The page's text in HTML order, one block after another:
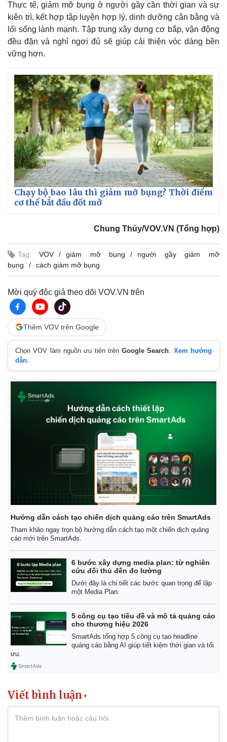
Bất động sản
Khởi nghiệp
Thị trường
Giá vàng
Tiêu dùng
Tỷ giá
Giá cà phê
Thực tế, giảm mỡ bụng ở người gầy cần thời gian và sự
kiên trì, kết hợp tập luyện hợp lý, dinh dưỡng cân bằng và
lối sống lành mạnh. Tập trung xây dựng cơ bắp, vận động
đều đặn và nghỉ ngơi đủ sẽ giúp cải thiện vóc dáng bền
vững hơn.
Chạy bộ bao lâu thì giảm mỡ bụng? Thời điểm
cơ thể bắt đầu đốt mỡ
Chung Thủy/VOV.VN (Tổng hợp)
Tag: VOV giảm mỡ bụng
người gầy giảm mỡ
bụng
cách giảm mỡ bụng
Mời quý độc giả theo dõi VOV.VN trên
Thêm VOV trên Google
Chọn VOV làm nguồn ưu tiên trênGoogle Search
Xem hướng
dẫn.
Hướng dẫn cách tạo chiến dịch quảng cáo trên SmartAds
Tham khảo ngay trọn bộ hướng dẫn cách tạo một chiến dịch quảng
cáo mới trên SmartAds.
6 bước xây dựng media plan: từ nghiên
cứu đối thủ đến đo lường
Dưới đây là chi tiết các bước quan trọng để lập
một Media Plan.
5 công cụ tạo tiêu đề và mô tả quảng cáo
cho thương hiệu 2026
SmartAds tổng hợp 5 công cụ tạo headline
quảng cáo bằng AI giúp tiết kiệm thời gian và tối
ưu.
Viết bình luận